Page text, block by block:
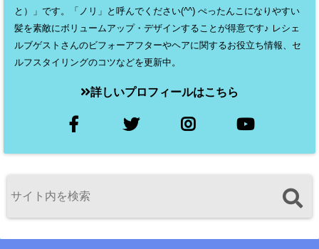
と）」です。「ノリ」と呼んでください(^^) ぺったんこになりやすい
髪を素敵にボリュームアップ・デザインすることが得意です♪ レシェ
ルブゲストさんのビフォーアフターやヘアに関するお役立ち情報、セ
ルフスタイリングのコツなどを更新中。
詳しいプロフィールはこちら